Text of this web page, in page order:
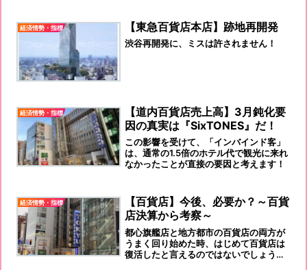
経済情勢・指標 【東急百貨店本店】跡地再開発
渋谷再開発に、ミスは許されません！
経済情勢・指標
【道内百貨店売上高】3月鈍化要
因の真実は『SixTONES』だ！
この影響を受けて、「インバインド客」
は、通常の1.5倍のホテル代で観光に来れ
なかったことが直接の要因と考えます！
経済情勢・指標
【百貨店】今後、必要か？～百貨
店決算から考察～
都心旗艦店と地方都市の百貨店の両方が
うまく回り始めた時、はじめて百貨店は
復活したと言えるのではないでしょう